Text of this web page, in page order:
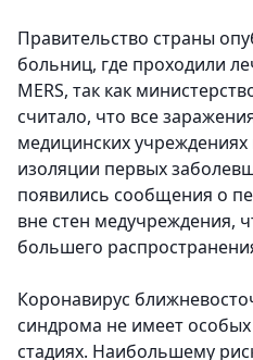
Правительство страны
больниц, где проходили
MERS, так как
считало, что все
медицинских
изоляции первых
появились сообщения о
вне стен медучреждения,
большего
Коронавирус
синдрома не имеет
стадиях. Наибольшему